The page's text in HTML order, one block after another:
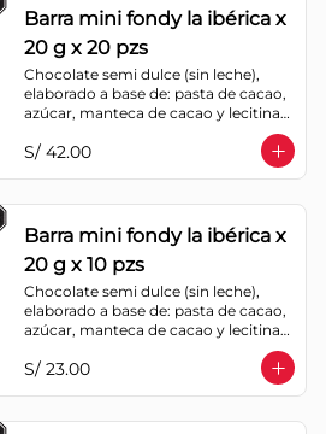
Barra mini fondy la ibérica x
20 g x 20 pzs
Chocolate semi dulce (sin leche),
elaborado a base de: pasta de cacao,
azúcar, manteca de cacao y lecitina
de soya. Porcentaje de Cacao: 52%
S/ 42.00
Barra mini fondy la ibérica x
20 g x 10 pzs
Chocolate semi dulce (sin leche),
elaborado a base de: pasta de cacao,
azúcar, manteca de cacao y lecitina
de soya. Porcentaje de Cacao: 52%
S/ 23.00